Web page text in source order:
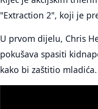
"Extraction 2", koji je
U prvom dijelu, Chris
pokušava spasiti
kako bi zaštitio mladića.